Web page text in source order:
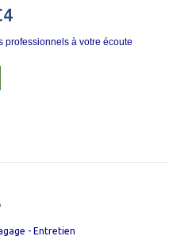
professionnels à votre écoute
- Entretien